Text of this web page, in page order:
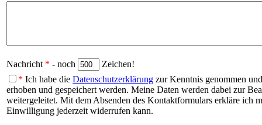
Nachricht * - noch
Zeichen!
* Ich habe die Datenschutzerklärung zur Kenntnis genommen
erhoben und gespeichert werden. Meine Daten werden dabei zur
weitergeleitet. Mit dem Absenden des Kontaktformulars erkläre ich
Einwilligung jederzeit widerrufen kann.